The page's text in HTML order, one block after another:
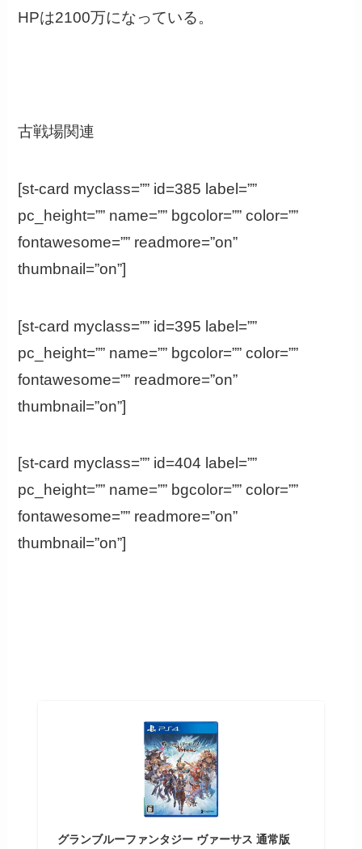
HPは2100万になっている。
古戦場関連
[st-card myclass=”” id=385 label=””
pc_height=”” name=”” bgcolor=”” color=””
fontawesome=”” readmore=”on”
thumbnail=”on”]
[st-card myclass=”” id=395 label=””
pc_height=”” name=”” bgcolor=”” color=””
fontawesome=”” readmore=”on”
thumbnail=”on”]
[st-card myclass=”” id=404 label=””
pc_height=”” name=”” bgcolor=”” color=””
fontawesome=”” readmore=”on”
thumbnail=”on”]
グランブルーファンタジー ヴァーサス 通常版